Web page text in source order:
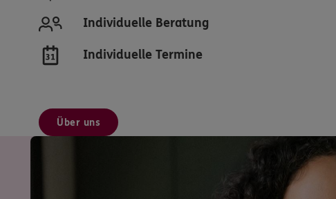
Individuelle Beratung
Individuelle Termine
Über uns